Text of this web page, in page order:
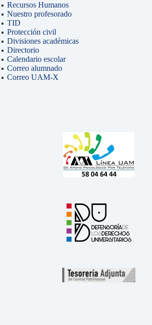
Recursos Humanos
Nuestro profesorado
TID
Protección civil
Divisiones académicas
Directorio
Calendario escolar
Correo alumnado
Correo UAM-X